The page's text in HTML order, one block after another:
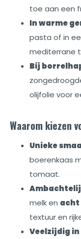
toe aan een
In warme
pasta of in
mediterrane
Bij
olijfolie voor
Waarom kiezen
Unieke
boerenkaas
tomaat.
melk en acht
textuur en
Veelzijdig